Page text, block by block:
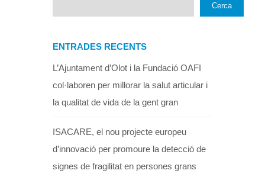
Cerca
ENTRADES RECENTS
L’Ajuntament d’Olot i la Fundació OAFI
col·laboren per millorar la salut articular i
la qualitat de vida de la gent gran
ISACARE, el nou projecte europeu
d’innovació per promoure la detecció de
signes de fragilitat en persones grans